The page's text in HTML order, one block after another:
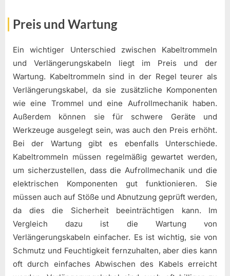
Preis und Wartung
Ein wichtiger Unterschied zwischen Kabeltrommeln
und Verlängerungskabeln liegt im Preis und der
Wartung. Kabeltrommeln sind in der Regel teurer als
Verlängerungskabel, da sie zusätzliche Komponenten
wie eine Trommel und eine Aufrollmechanik haben.
Außerdem können sie für schwere Geräte und
Werkzeuge ausgelegt sein, was auch den Preis erhöht.
Bei der Wartung gibt es ebenfalls Unterschiede.
Kabeltrommeln müssen regelmäßig gewartet werden,
um sicherzustellen, dass die Aufrollmechanik und die
elektrischen Komponenten gut funktionieren. Sie
müssen auch auf Stöße und Abnutzung geprüft werden,
da dies die Sicherheit beeinträchtigen kann. Im
Vergleich dazu ist die Wartung von
Verlängerungskabeln einfacher. Es ist wichtig, sie von
Schmutz und Feuchtigkeit fernzuhalten, aber dies kann
oft durch einfaches Abwischen des Kabels erreicht